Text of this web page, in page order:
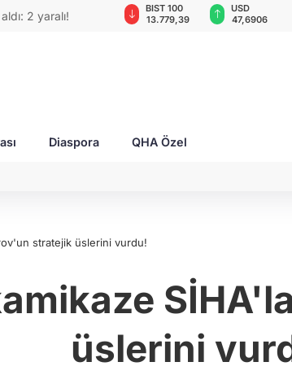
2 yaralı!6.650,42
BIST 100
13.779,39
USD
47,6906
Diaspora QHA Özel
stratejik üslerini vurdu!
üslerini